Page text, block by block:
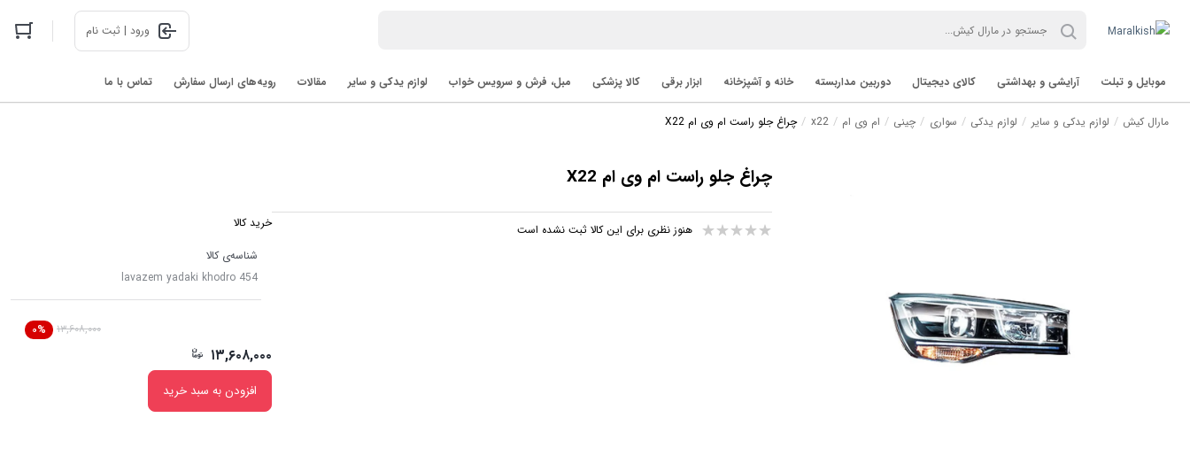
ورود | ثبت نام
موبایل و تبلت آرایشی و بهداشتی کالای دیجیتال دوربین مداربسته خانه و آشپزخانه ابزار برقی کالا پزشکی مبل، فرش و سرویس خواب لوازم یدکی و سایر مقالات رویه‌های ارسال سفارش تماس با ما
مارال کیش لوازم یدکی و سایر لوازم یدکی سواری چینی ام وی ام x22 چراغ جلو راست ام وی ام X22
چراغ جلو راست ام وی ام X22
هنوز نظری برای این کالا ثبت نشده است
خرید کالا
شناسه‌ی کالا
lavazem yadaki khodro 454
۱۳,۶۰۸,۰۰۰ ۰%
۱۳,۶۰۸,۰۰۰
افزودن به سبد خرید